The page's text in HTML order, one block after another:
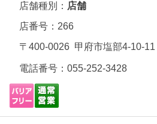
店舗種別： 店舗
店番号：266
〒400-0026 甲府市塩部4-10-11
電話番号： 055-252-3428